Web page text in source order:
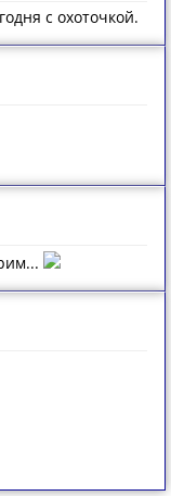
с охоточкой.